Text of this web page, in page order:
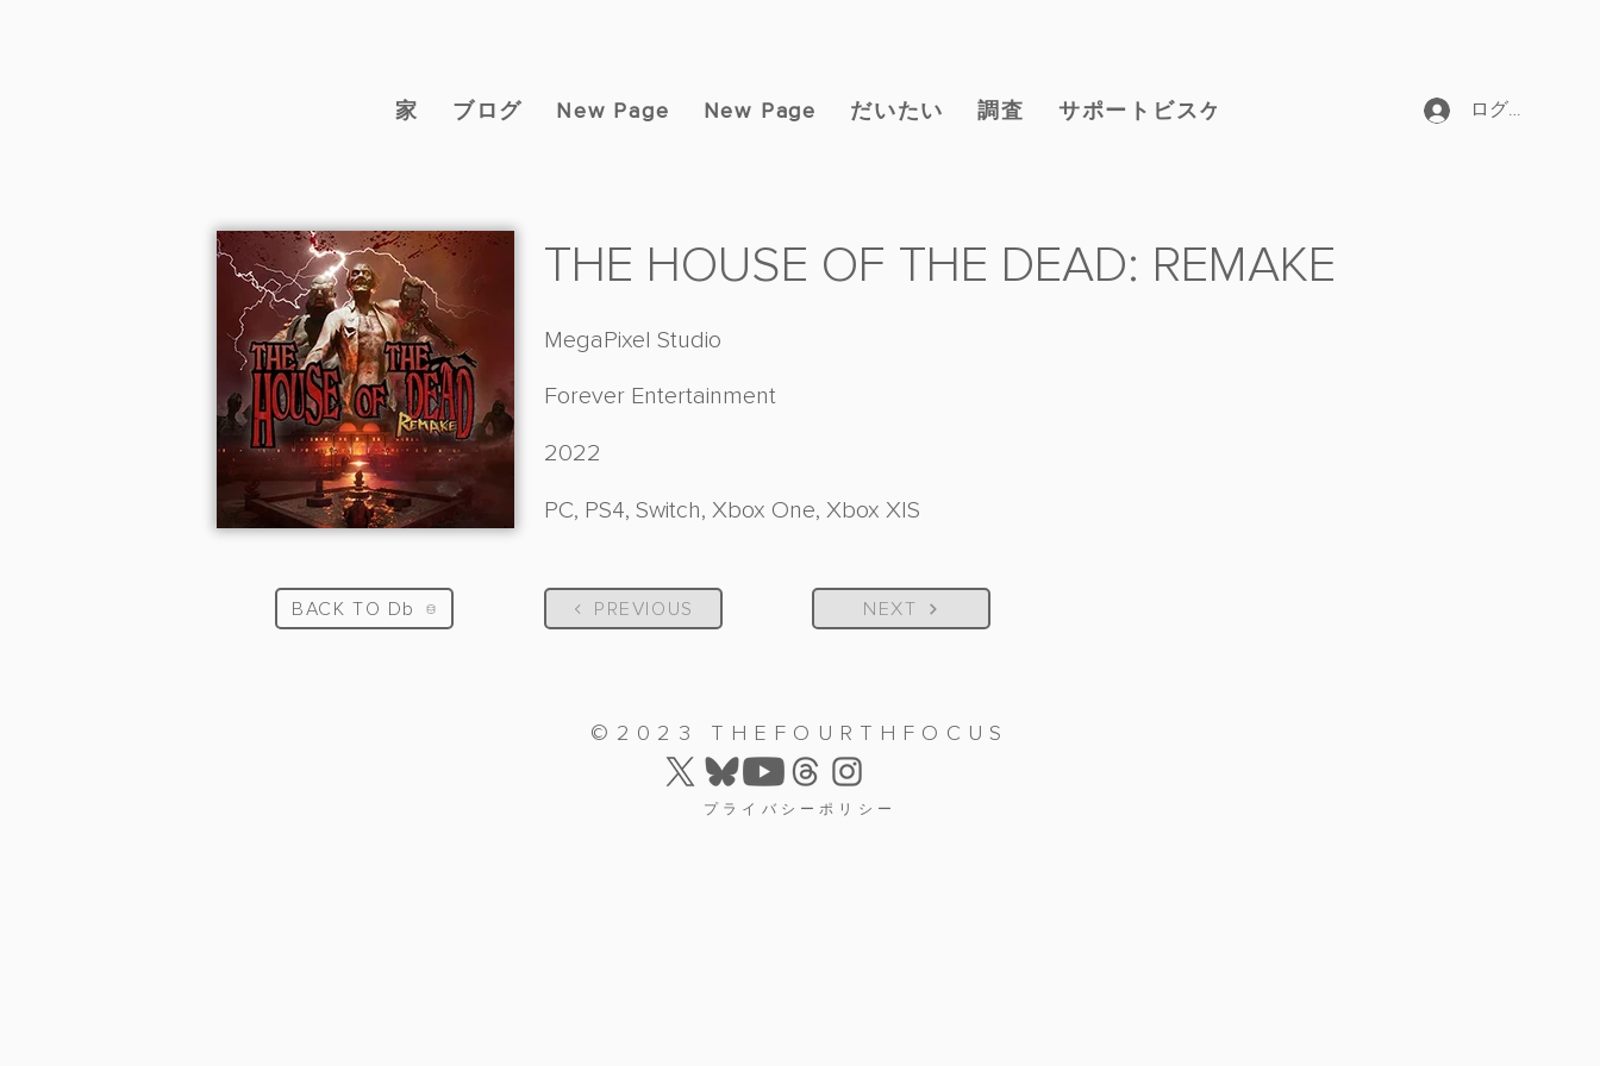
家 ブログ New Page New Page だいたい 調査 サポートビスケット ログイン
BACK TO Db
THE HOUSE OF THE DEAD: REMAKE
MegaPixel Studio
Forever Entertainment
2022
PC, PS4, Switch, Xbox One, Xbox X|S
PREVIOUS NEXT
©2023 THEFOURTHFOCUS
プライバシーポリシー